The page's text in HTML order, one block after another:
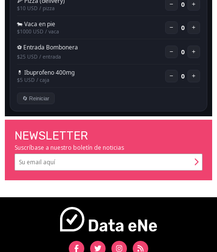
NEWSLETTER
Suscríbase a nuestro boletín de noticias